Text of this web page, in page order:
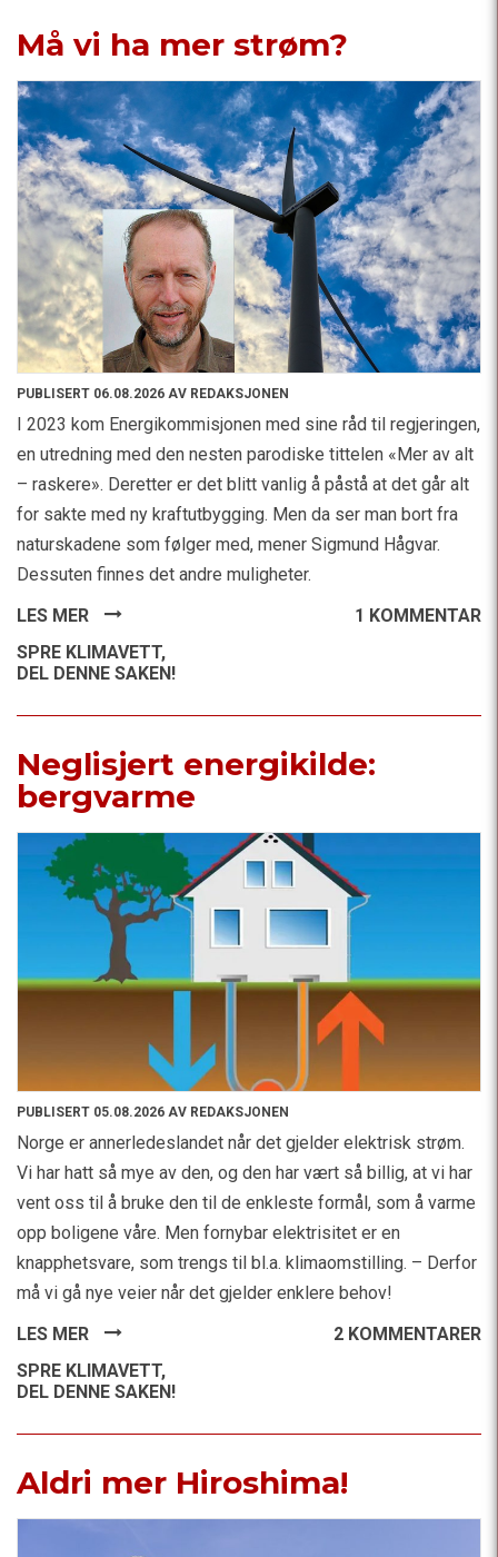
Må vi ha mer strøm?
PUBLISERT 06.08.2026 AV REDAKSJONEN
I 2023 kom Energikommisjonen med sine råd til regjeringen,
en utredning med den nesten parodiske tittelen «Mer av alt
– raskere». Deretter er det blitt vanlig å påstå at det går alt
for sakte med ny kraftutbygging. Men da ser man bort fra
naturskadene som følger med, mener Sigmund Hågvar.
Dessuten finnes det andre muligheter.
LES MER
1 KOMMENTAR
SPRE KLIMAVETT,
DEL DENNE SAKEN!
Neglisjert energikilde:
bergvarme
PUBLISERT 05.08.2026 AV REDAKSJONEN
Norge er annerledeslandet når det gjelder elektrisk strøm.
Vi har hatt så mye av den, og den har vært så billig, at vi har
vent oss til å bruke den til de enkleste formål, som å varme
opp boligene våre. Men fornybar elektrisitet er en
knapphetsvare, som trengs til bl.a. klimaomstilling. – Derfor
må vi gå nye veier når det gjelder enklere behov!
LES MER
2 KOMMENTARER
SPRE KLIMAVETT,
DEL DENNE SAKEN!
Aldri mer Hiroshima!